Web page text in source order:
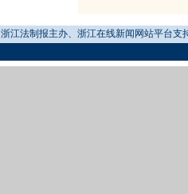
浙江法制报主办、浙江在线新闻网站平台